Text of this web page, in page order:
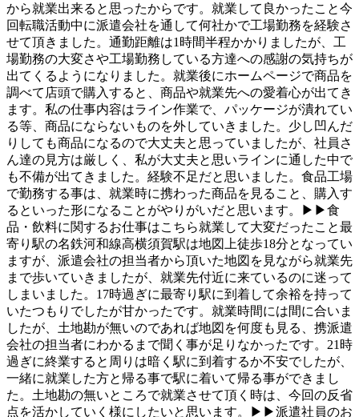
から就業出来ると思ったからです。就業して良かったこと今
回転職活動中に派遣会社を通して何社かで工場勤務を経験さ
せて頂きました。通勤距離は1時間半程かかりましたが、工
場勤務の大変さや工場勤務している方達への感謝の気持ちが
出てくるようになりました。就業後にホームページで商品を
調べて店頭で購入すると、商品や就業先への愛着心が出てき
ます。私の仕事内容はライン作業で、パッケージが潰れてい
る等、商品にならないものを外していきました。少し凹んだ
りしても商品になるので大丈夫と思っていましたが、社員さ
ん達の見方は厳しく、私が大丈夫と思いラインに通した中で
も不備が出てきました。経験不足だと思いました。食品工場
で勤務する事は、就業時に携わった商品を見ること、購入す
るといった形になることがやりがいだと思います。▶▶食
品・飲料に関するお仕事はこちら就業して大変だったこと最
寄り駅の名鉄河和線高横須賀駅は地図上徒歩18分となってい
ますが、派遣会社の担当者から頂いた地図を見ながら就業先
まで歩いていきましたが、就業先付近に来ているのに迷って
しまいました。17時過ぎに最寄り駅に到着して余裕を持って
いたつもりでしたが甘かったです。就業時間には間に合いま
したが、土地勘が無いのであれば地図を何度も見る、携派遣
会社の担当者にわかるまで聞く事が足りなかったです。21時
過ぎに終業すると周りは暗く駅に到着するか不安でしたが、
一緒に就業した方と帰る事で駅に着いて帰る事ができまし
た。土地勘の無いところで就業させて頂く時は、今回の反省
点を活かしていく様にしたいと思います。▶▶派遣社員のお